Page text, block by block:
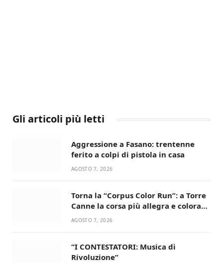
Gli articoli più letti
Aggressione a Fasano: trentenne
ferito a colpi di pistola in casa
AGOSTO 7, 2026
Torna la “Corpus Color Run”: a Torre
Canne la corsa più allegra e colorata
dell’estate!
AGOSTO 7, 2026
“I CONTESTATORI: Musica di
Rivoluzione”